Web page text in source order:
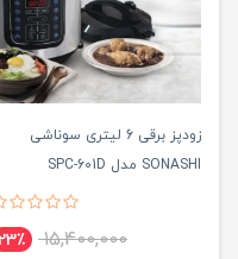
زودپز برقی 6 لیتری سوناشی
SONASHI مدل SPC-601D
15,400,000